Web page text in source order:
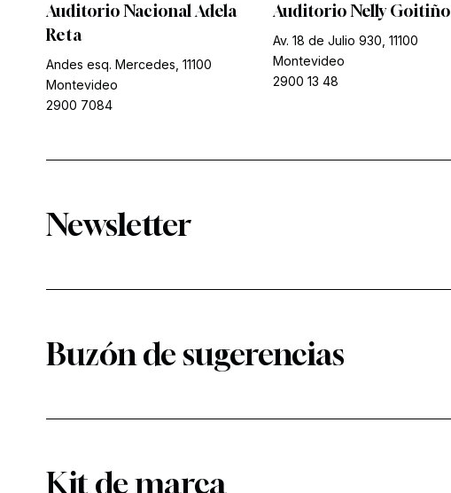
Auditorio Nacional Adela
Reta
Andes esq. Mercedes, 11100
Montevideo
2900 7084
Auditorio Nelly Goitiño
Av. 18 de Julio 930, 11100
Montevideo
2900 13 48
Newsletter
Buzón de sugerencias
Kit de marca